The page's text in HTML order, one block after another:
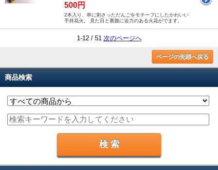
500円
2本入り、串に刺さっただんごをモチーフにしたかわいい
手持花火。 見た目と裏腹に迫力のある火花がでます。
1-12 / 51 次のページへ
ページの先頭へ戻る
商品検索